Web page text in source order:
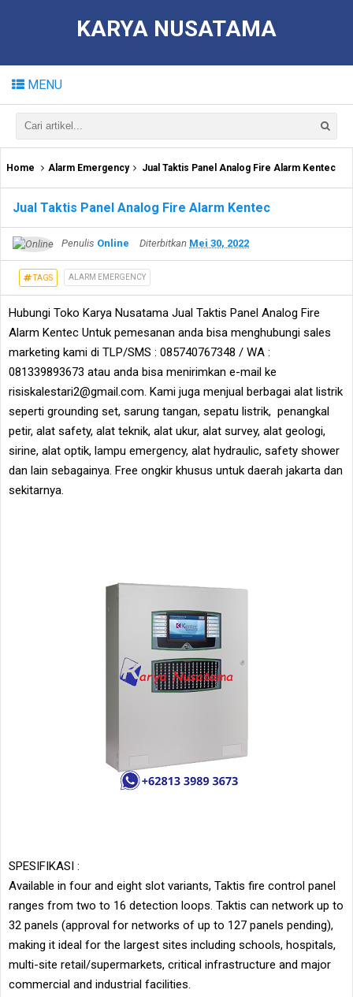
KARYA NUSATAMA
MENU
Home Alarm Emergency Jual Taktis Panel Analog Fire Alarm Kentec
Jual Taktis Panel Analog Fire Alarm Kentec
Penulis Online Diterbitkan Mei 30, 2022
TAGS ALARM EMERGENCY
Hubungi Toko Karya Nusatama Jual Taktis Panel Analog Fire
Alarm Kentec Untuk pemesanan anda bisa menghubungi sales
marketing kami di TLP/SMS : 085740767348 / WA :
081339893673 atau anda bisa menirimkan e-mail ke
risiskalestari2@gmail.com. Kami juga menjual berbagai alat listrik
seperti grounding set, sarung tangan, sepatu listrik, penangkal
petir, alat safety, alat teknik, alat ukur, alat survey, alat geologi,
sirine, alat optik, lampu emergency, alat hydraulic, safety shower
dan lain sebagainya. Free ongkir khusus untuk daerah jakarta dan
sekitarnya.
SPESIFIKASI :
Available in four and eight slot variants, Taktis fire control panel
ranges from two to 16 detection loops. Taktis can network up to
32 panels (approval for networks of up to 127 panels pending),
making it ideal for the largest sites including schools, hospitals,
multi-site retail/supermarkets, critical infrastructure and major
commercial and industrial facilities.